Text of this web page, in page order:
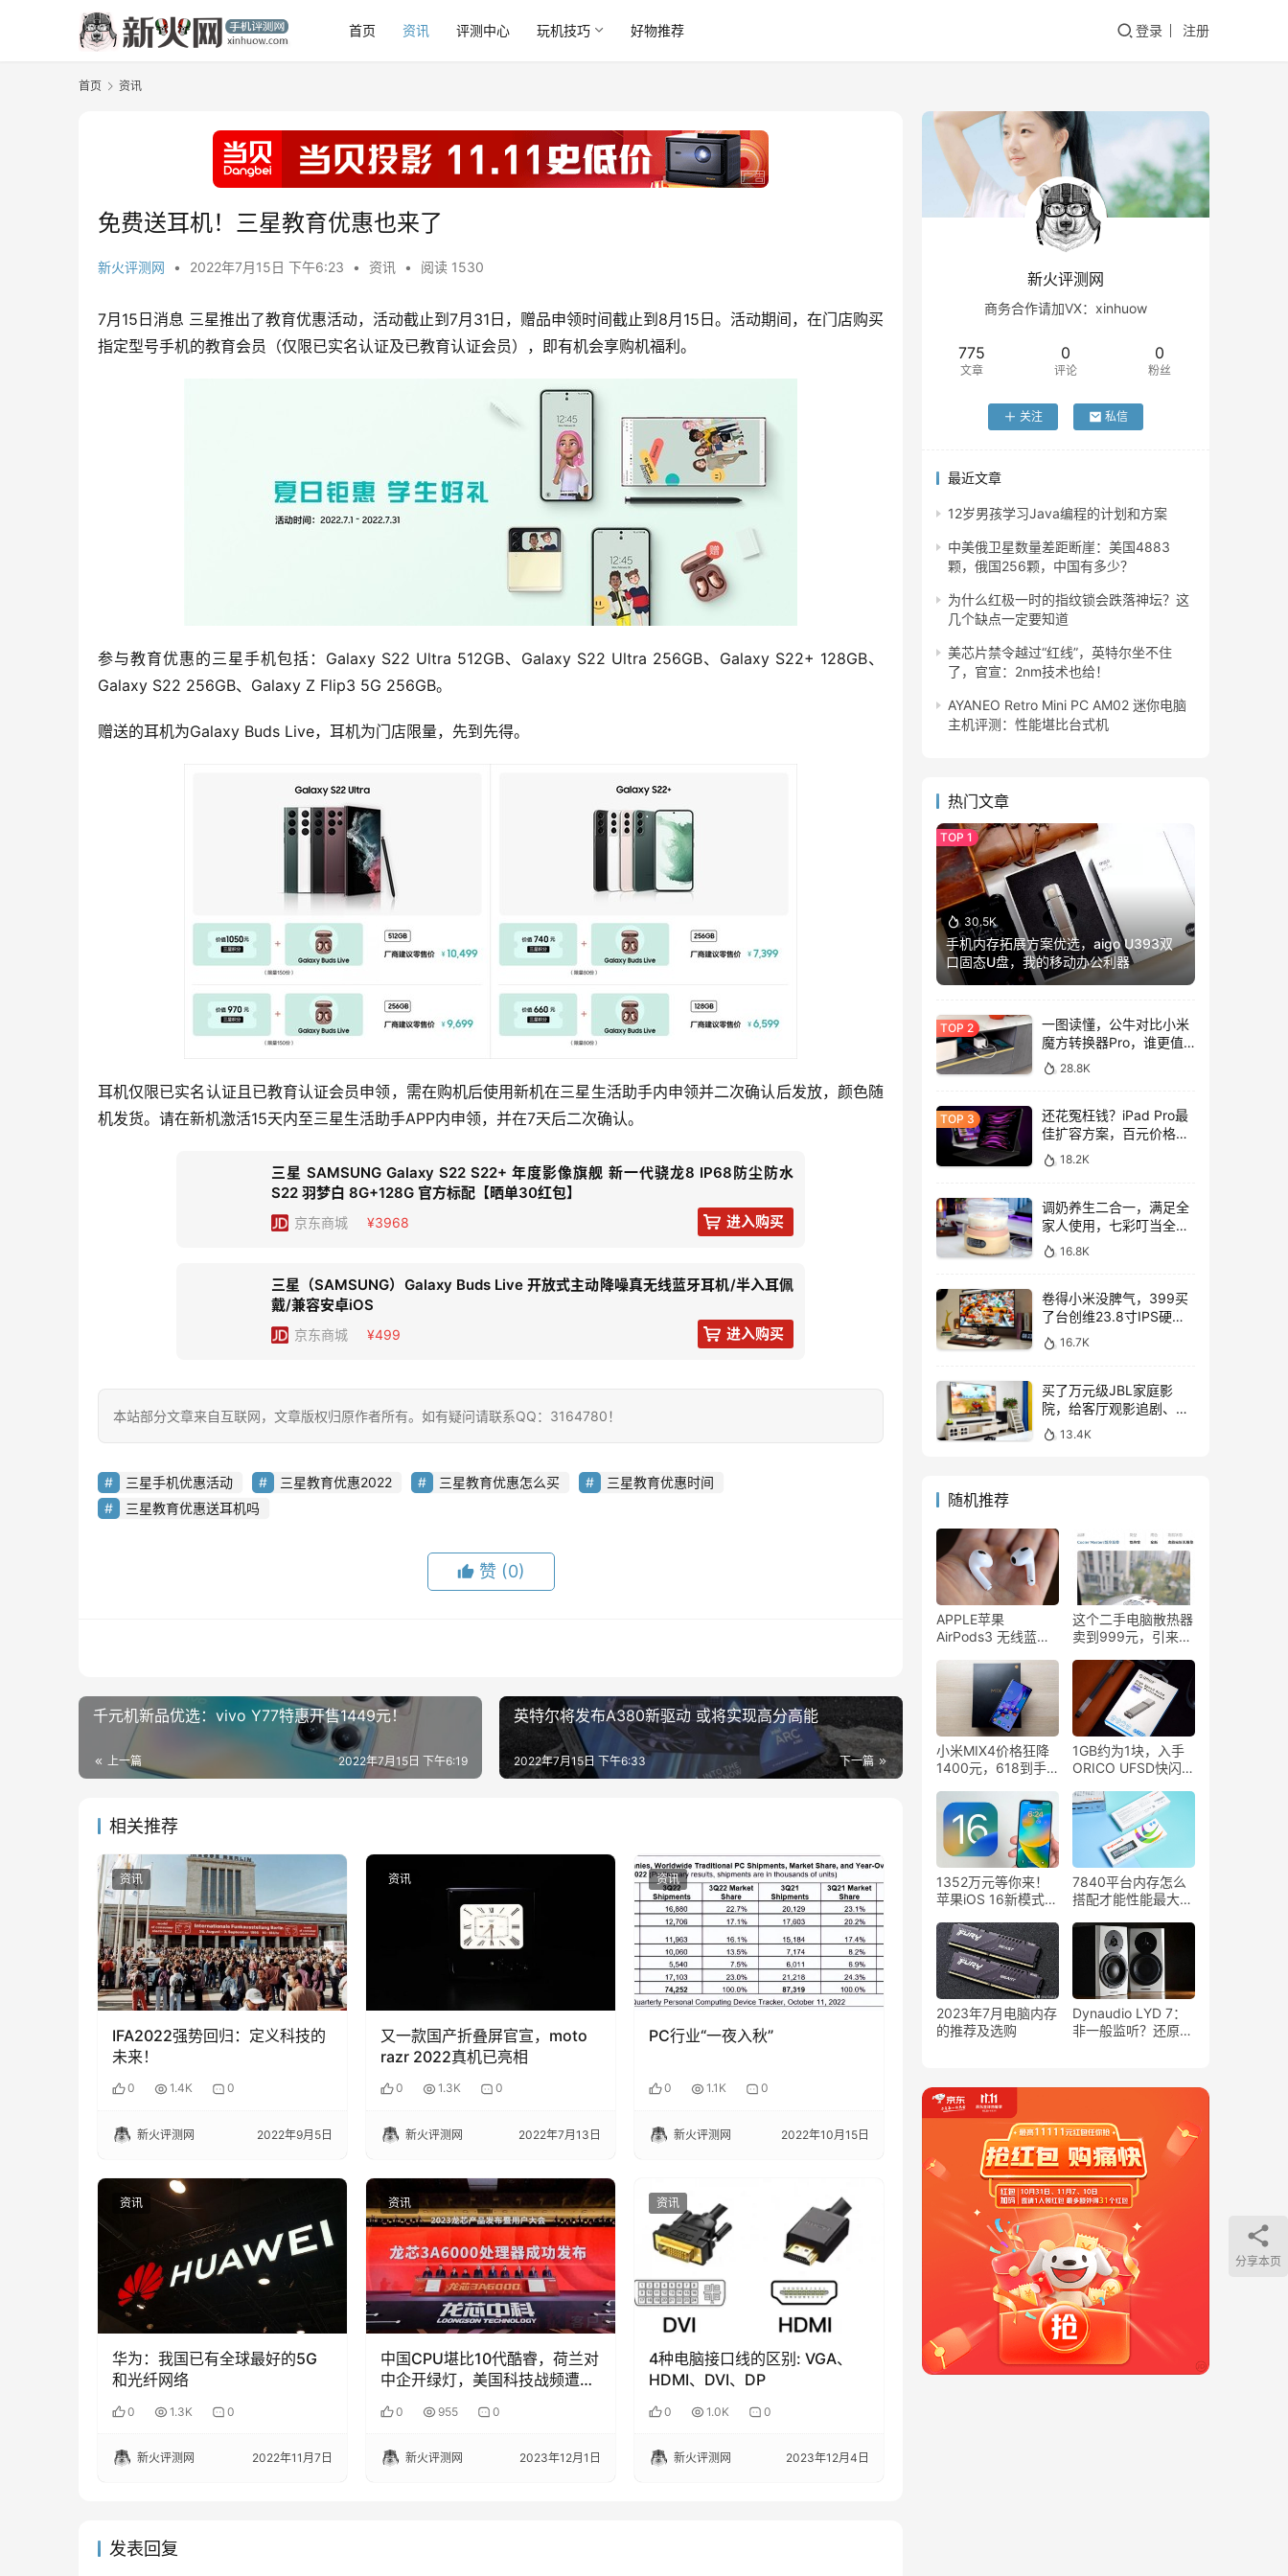
首页 资讯 评测中心 玩机技巧 好物推荐 登录 注册
首页 资讯
免费送耳机！三星教育优惠也来了
新火评测网 • 2022年7月15日 下午6:23 • 资讯 • 阅读 1530
7月15日消息 三星推出了教育优惠活动，活动截止到7月31日，赠品申领时间截止到8月15日。活动期间，在门店购买
指定型号手机的教育会员（仅限已实名认证及已教育认证会员），即有机会享购机福利。
参与教育优惠的三星手机包括：Galaxy S22 Ultra 512GB、Galaxy S22 Ultra 256GB、Galaxy S22+ 128GB、
Galaxy S22 256GB、Galaxy Z Flip3 5G 256GB。
赠送的耳机为Galaxy Buds Live，耳机为门店限量，先到先得。
耳机仅限已实名认证且已教育认证会员申领，需在购机后使用新机在三星生活助手内申领并二次确认后发放，颜色随
机发货。请在新机激活15天内至三星生活助手APP内申领，并在7天后二次确认。
三星 SAMSUNG Galaxy S22 S22+ 年度影像旗舰 新一代骁龙8 IP68防尘防水
S22 羽梦白 8G+128G 官方标配【晒单30红包】
京东商城 ¥3968 进入购买
三星（SAMSUNG）Galaxy Buds Live 开放式主动降噪真无线蓝牙耳机/半入耳佩
戴/兼容安卓iOS
京东商城 ¥499 进入购买
本站部分文章来自互联网，文章版权归原作者所有。如有疑问请联系QQ：3164780！
三星手机优惠活动 三星教育优惠2022 三星教育优惠怎么买
三星教育优惠时间
三星教育优惠送耳机吗
赞 (0)
千元机新品优选：vivo Y77特惠开售1449元！
上一篇 2022年7月15日 下午6:19
英特尔将发布A380新驱动 或将实现高分高能
下一篇
2022年7月15日 下午6:33
相关推荐
资讯
IFA2022强势回归：定义科技的
未来！
0 1.4K 0
新火评测网 2022年9月5日
资讯
又一款国产折叠屏官宣，moto
razr 2022真机已亮相
0 1.3K 0
新火评测网 2022年7月13日
资讯
PC行业“一夜入秋”
0 1.1K 0
新火评测网 2022年10月15日
资讯
华为：我国已有全球最好的5G
和光纤网络
0 1.3K 0
新火评测网 2022年11月7日
资讯
中国CPU堪比10代酷睿，荷兰对
中企开绿灯，美国科技战频遭打
击
0 955 0
新火评测网 2023年12月1日
资讯
4种电脑接口线的区别: VGA、
HDMI、DVI、DP
0 1.0K 0
新火评测网 2023年12月4日
发表回复
新火评测网
商务合作请加VX：xinhuow
775
文章
0
评论
0
粉丝
关注 私信
最近文章
12岁男孩学习Java编程的计划和方案
中美俄卫星数量差距断崖：美国4883
颗，俄国256颗，中国有多少？
为什么红极一时的指纹锁会跌落神坛？这
几个缺点一定要知道
美芯片禁令越过“红线”，英特尔坐不住
了，官宣：2nm技术也给！
AYANEO Retro Mini PC AM02 迷你电脑
主机评测：性能堪比台式机
热门文章
30.5K
手机内存拓展方案优选，aigo U393双
口固态U盘，我的移动办公利器
一图读懂，公牛对比小米
魔方转换器Pro，谁更值
得入手？
28.8K
还花冤枉钱？iPad Pro最
佳扩容方案，百元价格轻
松拓展128GB
18.2K
调奶养生二合一，满足全
家人使用，七彩叮当全玻
璃调奶器上手体验
16.8K
卷得小米没脾气，399买
了台创维23.8寸IPS硬屏
显示器，表现如何？
16.7K
买了万元级JBL家庭影
院，给客厅观影追剧、游
戏互娱带来哪些提升？
13.4K
随机推荐
APPLE苹果
AirPods3 无线蓝牙
能很nice，让我爱不
释手！
这个二手电脑散热器
卖到999元，引来
小米MIX4价格狂降
1400元，618到手
免息！
1GB约为1块，入手
ORICO UFSD快闪U
速，感觉值了
1352万元等你来！
苹果iOS 16新模式上
7840平台内存怎么
搭配才能性能最大
5600内存体验
2023年7月电脑内存
的推荐及选购
Dynaudio LYD 7：
非一般监听？还原
分享本页